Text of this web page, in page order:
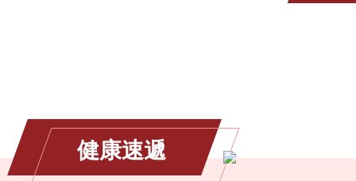
健康速遞